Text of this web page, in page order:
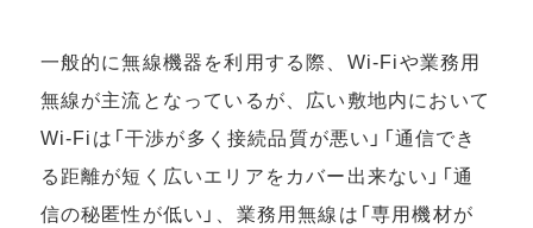
一般的に無線機器を利用する際、Wi-Fiや業務用
無線が主流となっているが、広い敷地内において
Wi-Fiは「干渉が多く接続品質が悪い」「通信でき
る距離が短く広いエリアをカバー出来ない」「通
信の秘匿性が低い」、業務用無線は「専用機材が